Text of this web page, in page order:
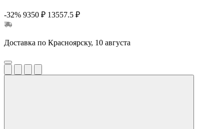
-32% 9350 ₽ 13557.5 ₽
Доставка по Красноярску, 10 августа